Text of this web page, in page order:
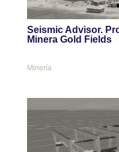
Seismic Advisor.
Minera Gold Fields
Minería